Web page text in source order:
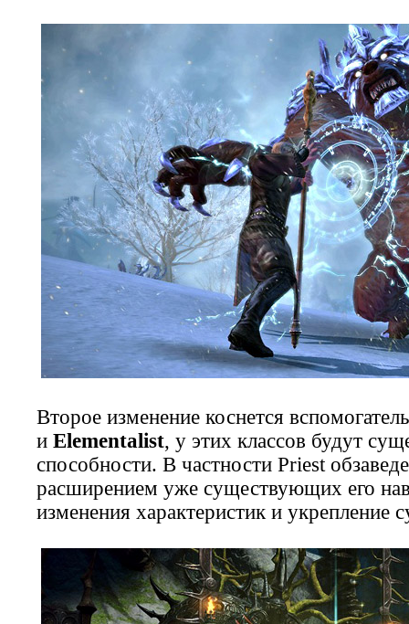
Второе изменение коснется
и Elementalist, у этих классов будут
способности. В частности Priest
расширением уже существующих его
изменения характеристик и